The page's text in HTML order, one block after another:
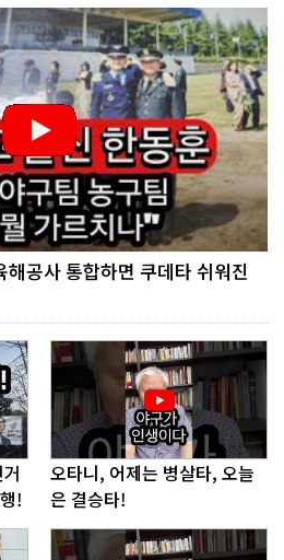
공사 통합하면 쿠데타 쉬워진
!
오타니, 어제는 병살타, 오늘
은 결승타!